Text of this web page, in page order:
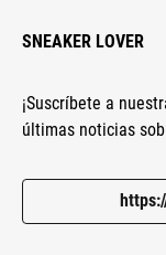
SNEAKER LOVER
¡Suscríbete a
últimas noticias